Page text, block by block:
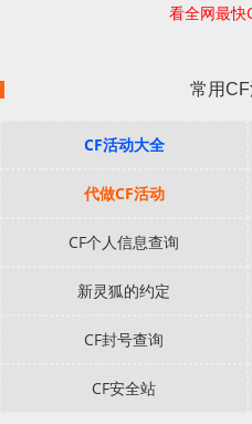
看全网最快
常用
CF活动大全
代做CF活动
CF个人信息查询
新灵狐的约定
CF封号查询
CF安全站